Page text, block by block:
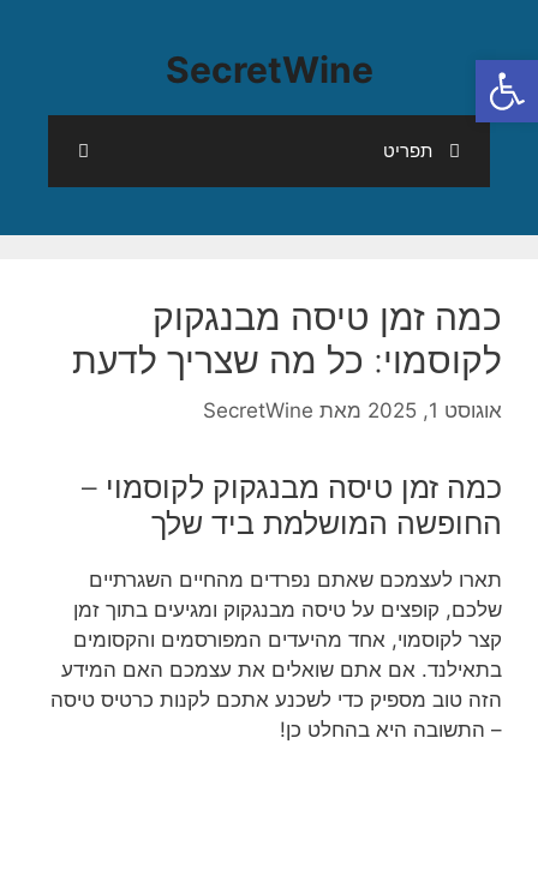
פתח סרגל נגישות SecretWine
תפריט
כמה זמן טיסה מבנגקוק
לקוסמוי: כל מה שצריך לדעת
אוגוסט 1, 2025 מאת SecretWine
כמה זמן טיסה מבנגקוק לקוסמוי –
החופשה המושלמת ביד שלך
תארו לעצמכם שאתם נפרדים מהחיים השגרתיים
שלכם, קופצים על טיסה מבנגקוק ומגיעים בתוך זמן
קצר לקוסמוי, אחד מהיעדים המפורסמים והקסומים
בתאילנד. אם אתם שואלים את עצמכם האם המידע
הזה טוב מספיק כדי לשכנע אתכם לקנות כרטיס טיסה
– התשובה היא בהחלט כן!